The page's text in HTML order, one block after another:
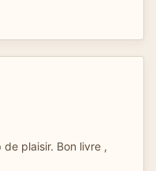
plaisir. Bon livre ,